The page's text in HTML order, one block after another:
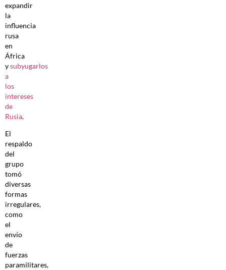
expandir
la
influencia
rusa
en
África
ysubyugarlos
a
los
intereses
de
Rusia.
El
respaldo
del
grupo
tomó
diversas
formas
irregulares,
como
el
envío
de
fuerzas
paramilitares,